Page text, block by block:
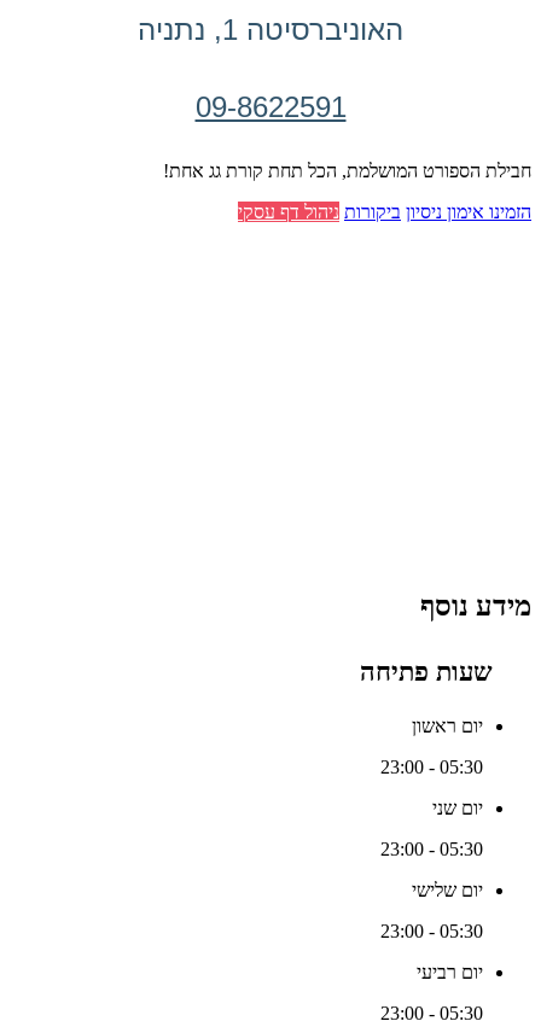
האוניברסיטה 1, נתניה
09-8622591
חבילת הספורט המושלמת, הכל תחת קורת גג אחת!
הזמינו אימון ניסיון ביקורות ניהול דף עסקי
מידע נוסף
שעות פתיחה
יום ראשון
05:30 - 23:00
יום שני
05:30 - 23:00
יום שלישי
05:30 - 23:00
יום רביעי
05:30 - 23:00